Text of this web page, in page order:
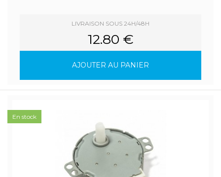
LIVRAISON SOUS 24H/48H
12.80 €
AJOUTER AU PANIER
En stock